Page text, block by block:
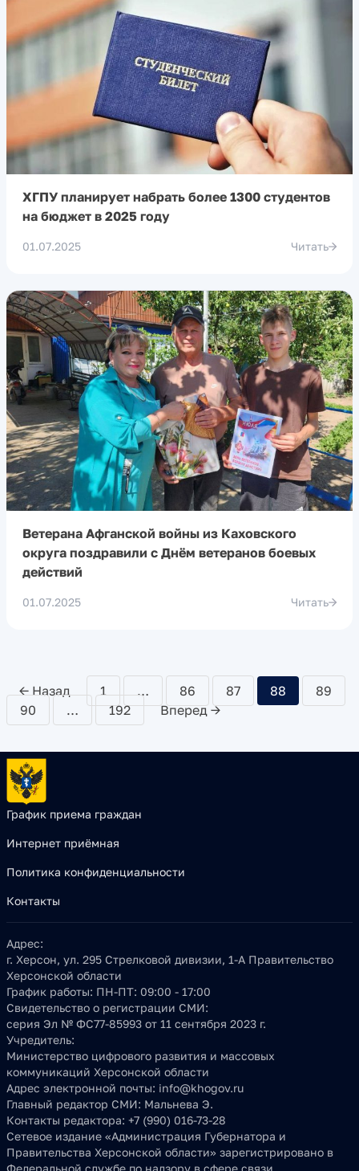
ХГПУ планирует набрать более 1300 студентов
на бюджет в 2025 году
01.07.2025 Читать
Ветерана Афганской войны из Каховского
округа поздравили с Днём ветеранов боевых
действий
01.07.2025 Читать
← Назад 1 … 86 87 88
89
90
… 192 Вперед →
График приема граждан
Интернет приёмная
Политика конфиденциальности
Контакты
Адрес:
г. Херсон, ул. 295 Стрелковой дивизии, 1-А Правительство
Херсонской области
График работы: ПН-ПТ: 09:00 - 17:00
Свидетельство о регистрации СМИ:
серия Эл № ФС77-85993 от 11 сентября 2023 г.
Учредитель:
Министерство цифрового развития и массовых
коммуникаций Херсонской области
Адрес электронной почты: info@khogov.ru
Главный редактор СМИ: Мальнева Э.
Контакты редактора: +7 (990) 016-73-28
Сетевое издание «Администрация Губернатора и
Правительства Херсонской области» зарегистрировано в